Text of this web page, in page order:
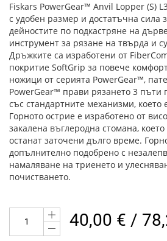
Fiskars PowerGear™ Anvil Lopper (S)
с удобен размер и достатъчна сила
дейностите по подкастряне на
инструмент за рязане на твърда и
Дръжките са изработени от
покритие SoftGrip за повече
ножици от серията PowerGear™,
PowerGear™ прави рязането 3 пъти
със стандартните механизми, което
Горното острие е изработено от
закалена въглеродна стомана,
останат заточени дълго време.
допълнително подобрено с
намаляване на триенето и
почистването.
40,00 € /